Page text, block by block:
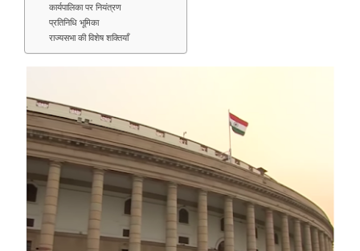
कार्यपालिका पर नियंत्रण
प्रतिनिधि भूमिका
राज्यसभा की विशेष शक्तियाँ